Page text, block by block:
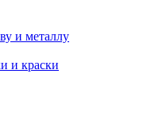
и металлу
и краски